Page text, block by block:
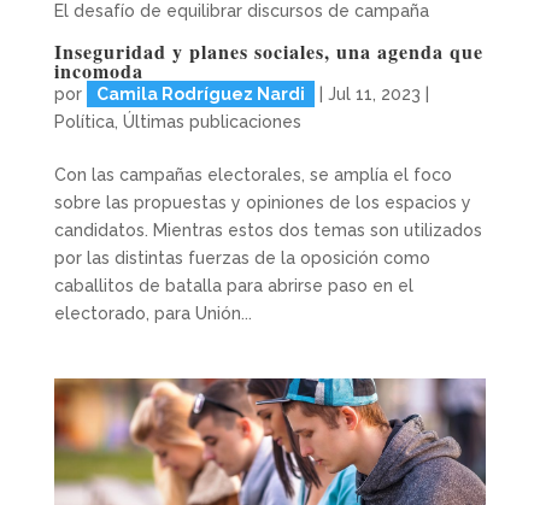
El desafío de equilibrar discursos de campaña
Inseguridad y planes sociales, una agenda que
incomoda
por Camila Rodríguez Nardi Jul 11, 2023
Política, Últimas publicaciones
Con las campañas electorales, se amplía el foco
sobre las propuestas y opiniones de los espacios y
candidatos. Mientras estos dos temas son utilizados
por las distintas fuerzas de la oposición como
caballitos de batalla para abrirse paso en el
electorado, para Unión...